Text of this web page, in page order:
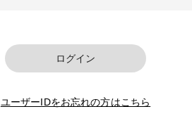
ログイン
ユーザーIDをお忘れの方はこちら